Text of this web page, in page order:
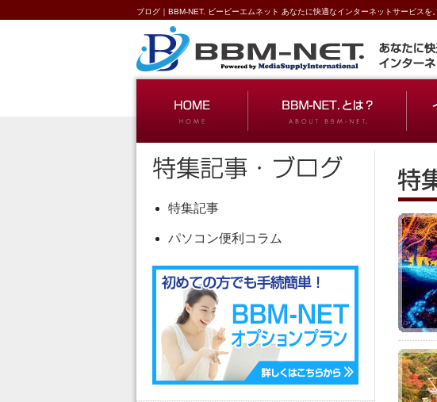
ブログ｜BBM-NET. ビービーエムネット あなたに快適なインターネットサービスを。
特集記事
パソコン便利コラム